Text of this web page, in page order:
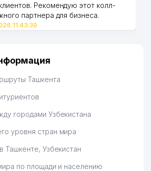
Рекомендую этот колл-
партнера для бизнеса.
11:43:39
Ташкента
городами Узбекистана
уровня стран мира
Ташкенте, Узбекистан
по площади и населению